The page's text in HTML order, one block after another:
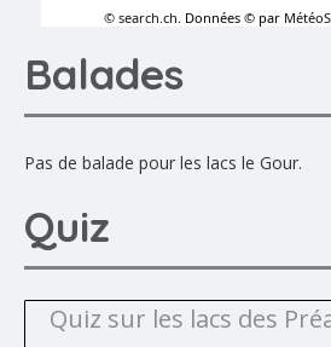
Balades
Pas de balade pour les lacs le Gour.
Quiz
Quiz sur les lacs des